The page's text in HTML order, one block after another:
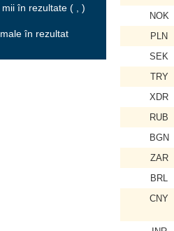
în rezultate ( , )
în rezultat
NOK
PLN
SEK
TRY
XDR
RUB
BGN
ZAR
BRL
CNY